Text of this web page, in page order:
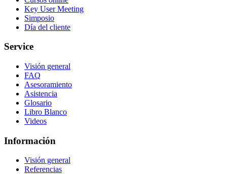
Key User Meeting
Simposio
Día del cliente
Service
Visión general
FAQ
Asesoramiento
Asistencia
Glosario
Libro Blanco
Videos
Información
Visión general
Referencias